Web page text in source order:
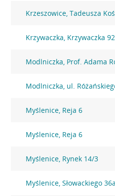
Krzeszowice, Tadeusza
Krzywaczka, Krzywaczka
Modlniczka, Prof. Adama
Modlniczka, ul.
Myślenice, Reja 6
Myślenice, Reja 6
Myślenice, Rynek 14/3
Myślenice, Słowackiego 36a